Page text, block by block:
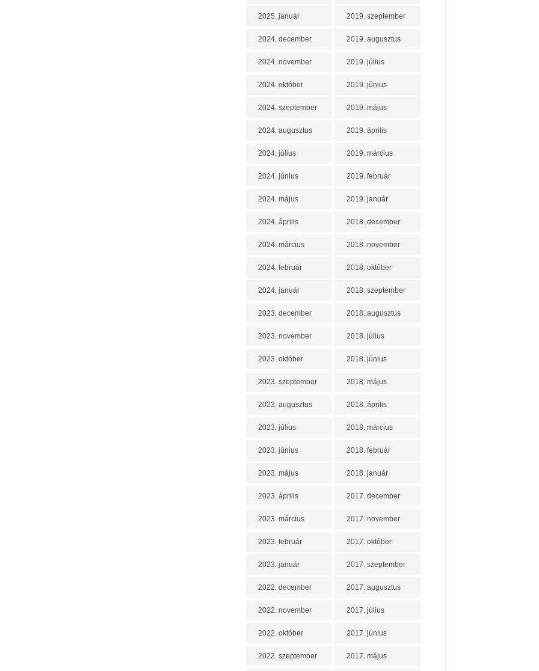
2025. január
2024. december
2024. november
2024. október
2024. szeptember
2024. augusztus
2024. július
2024. június
2024. május
2024. április
2024. március
2024. február
2024. január
2023. december
2023. november
2023. október
2023. szeptember
2023. augusztus
2023. július
2023. június
2023. május
2023. április
2023. március
2023. február
2023. január
2022. december
2022. november
2022. október
2022. szeptember
2019. szeptember
2019. augusztus
2019. július
2019. június
2019. május
2019. április
2019. március
2019. február
2019. január
2018. december
2018. november
2018. október
2018. szeptember
2018. augusztus
2018. július
2018. június
2018. május
2018. április
2018. március
2018. február
2018. január
2017. december
2017. november
2017. október
2017. szeptember
2017. augusztus
2017. július
2017. június
2017. május